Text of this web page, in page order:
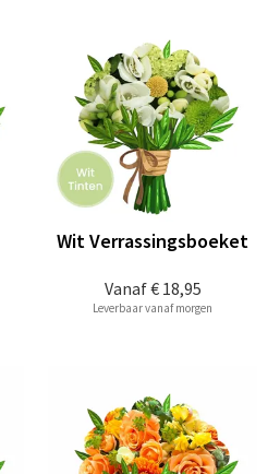
Vanaf€ 18,95
Wit Verrassingsboeket
Leverbaar vanaf morgen